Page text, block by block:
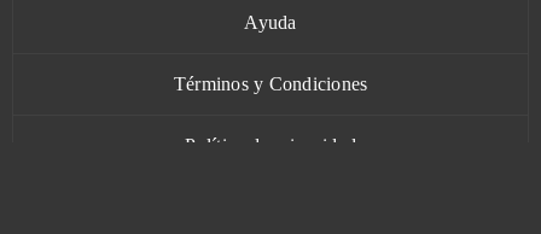
Ayuda
Términos y Condiciones
Política de privacidad